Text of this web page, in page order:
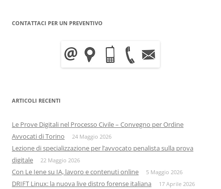
CONTATTACI PER UN PREVENTIVO
ARTICOLI RECENTI
Le Prove Digitali nel Processo Civile – Convegno per Ordine
Avvocati di Torino
24 Maggio 2026
Lezione di specializzazione per l’avvocato penalista sulla prova
digitale
22 Maggio 2026
Con Le Iene su IA, lavoro e contenuti online 5 Maggio 2026
DRIFT Linux: la nuova live distro forense italiana 17 Aprile 2026